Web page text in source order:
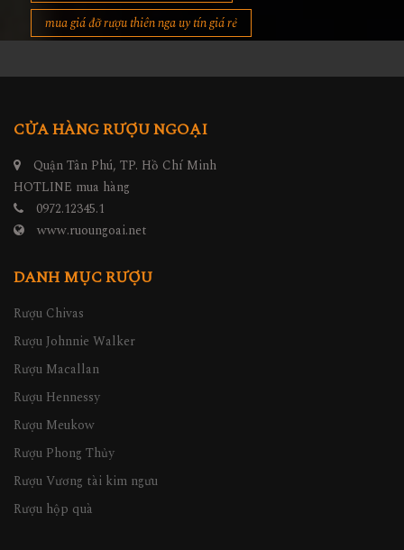
mua giá đỡ rượu thiên nga uy tín giá rẻ
CỬA HÀNG RƯỢU NGOẠI
Quận Tân Phú, TP. Hồ Chí Minh
HOTLINE mua hàng
0972.12345.1
www.ruoungoai.net
DANH MỤC RƯỢU
Rượu Chivas
Rượu Johnnie Walker
Rượu Macallan
Rượu Hennessy
Rượu Meukow
Rượu Phong Thủy
Rượu Vương tài kim ngưu
Rượu hộp quà